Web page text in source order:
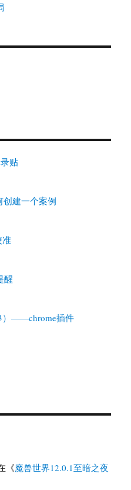
贴
创建一个案例
准
醒
）——chrome插件
《魔兽世界12.0.1至暗之夜